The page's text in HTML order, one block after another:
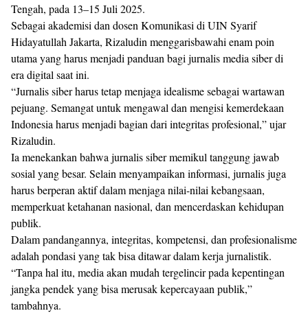
Tengah, pada 13–15 Juli 2025.
Sebagai akademisi dan dosen Komunikasi di UIN Syarif
Hidayatullah Jakarta, Rizaludin menggarisbawahi enam poin
utama yang harus menjadi panduan bagi jurnalis media siber di
era digital saat ini.
“Jurnalis siber harus tetap menjaga idealisme sebagai wartawan
pejuang. Semangat untuk mengawal dan mengisi kemerdekaan
Indonesia harus menjadi bagian dari integritas profesional,” ujar
Rizaludin.
Ia menekankan bahwa jurnalis siber memikul tanggung jawab
sosial yang besar. Selain menyampaikan informasi, jurnalis juga
harus berperan aktif dalam menjaga nilai-nilai kebangsaan,
memperkuat ketahanan nasional, dan mencerdaskan kehidupan
publik.
Dalam pandangannya, integritas, kompetensi, dan profesionalisme
adalah pondasi yang tak bisa ditawar dalam kerja jurnalistik.
“Tanpa hal itu, media akan mudah tergelincir pada kepentingan
jangka pendek yang bisa merusak kepercayaan publik,”
tambahnya.